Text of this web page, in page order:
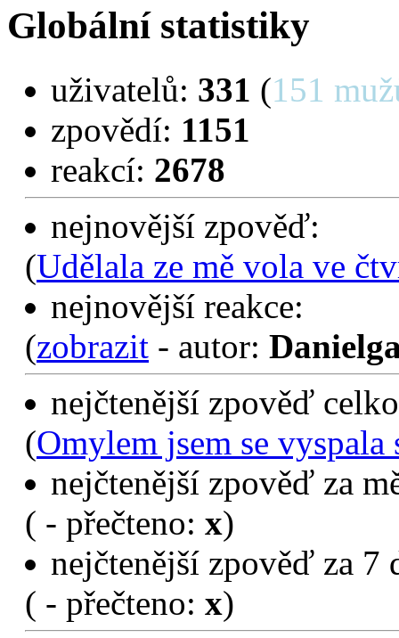
Globální statistiky
uživatelů: 331 (151
zpovědí: 1151
reakcí: 2678
nejnovější zpověď:
(Udělala ze mě vola ve
nejnovější reakce:
(zobrazit - autor:
nejčtenější zpověď
(Omylem jsem se vyspala
nejčtenější zpověď za
( - přečteno: x)
nejčtenější zpověď za 7
( - přečteno: x)